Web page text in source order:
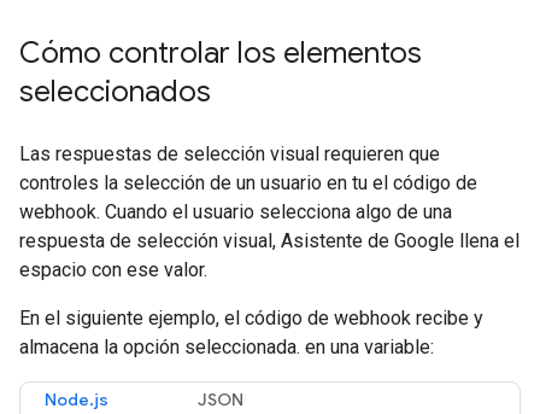
Cómo controlar los elementos
seleccionados
Las respuestas de selección visual requieren que
controles la selección de un usuario en tu el código de
webhook. Cuando el usuario selecciona algo de una
respuesta de selección visual, Asistente de Google llena el
espacio con ese valor.
En el siguiente ejemplo, el código de webhook recibe y
almacena la opción seleccionada. en una variable:
Node.js JSON